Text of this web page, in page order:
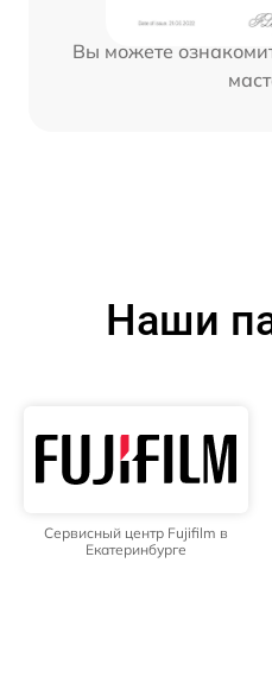
Вы можете
Наши
Сервисный центр Fujifilm в
Екатеринбурге